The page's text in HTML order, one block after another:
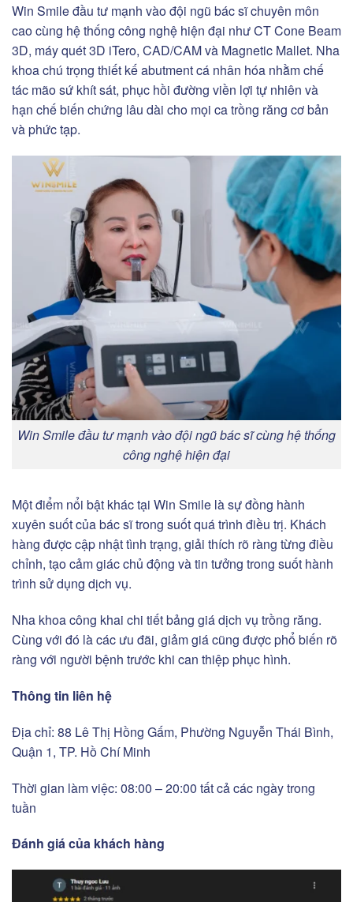
Win Smile đầu tư mạnh vào đội ngũ bác sĩ chuyên môn
cao cùng hệ thống công nghệ hiện đại như CT Cone Beam
3D, máy quét 3D iTero, CAD/CAM và Magnetic Mallet. Nha
khoa chú trọng thiết kế abutment cá nhân hóa nhằm chế
tác mão sứ khít sát, phục hồi đường viền lợi tự nhiên và
hạn chế biến chứng lâu dài cho mọi ca trồng răng cơ bản
và phức tạp.
Win Smile đầu tư mạnh vào đội ngũ bác sĩ cùng hệ thống
công nghệ hiện đại
Một điểm nổi bật khác tại Win Smile là sự đồng hành
xuyên suốt của bác sĩ trong suốt quá trình điều trị. Khách
hàng được cập nhật tình trạng, giải thích rõ ràng từng điều
chỉnh, tạo cảm giác chủ động và tin tưởng trong suốt hành
trình sử dụng dịch vụ.
Nha khoa công khai chi tiết bảng giá dịch vụ trồng răng.
Cùng với đó là các ưu đãi, giảm giá cũng được phổ biến rõ
ràng với người bệnh trước khi can thiệp phục hình.
Thông tin liên hệ
Địa chỉ: 88 Lê Thị Hồng Gấm, Phường Nguyễn Thái Bình,
Quận 1, TP. Hồ Chí Minh
Thời gian làm việc: 08:00 – 20:00 tất cả các ngày trong
tuần
Đánh giá của khách hàng